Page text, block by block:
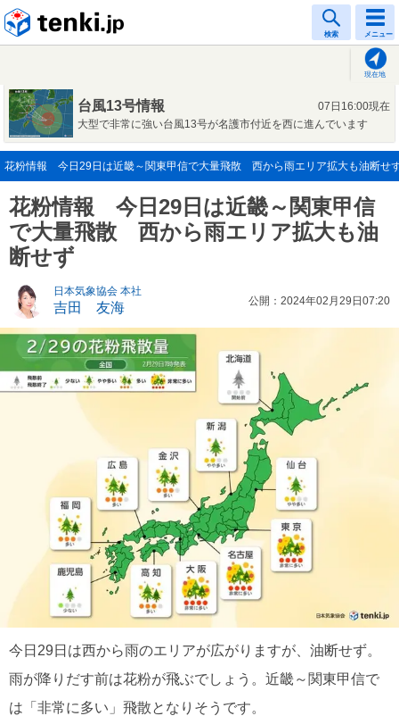
検索 メニュー
現在地
台風13号情報
07日16:00現在
大型で非常に強い台風13号が名護市付近を西に進んでいます
花粉情報 今日29日は近畿～関東甲信で大量飛散 西から雨エリア拡大も油断せ
花粉情報 今日29日は近畿～関東甲信
で大量飛散 西から雨エリア拡大も油
断せず
日本気象協会 本社
吉田 友海 公開：2024年02月29日07:20
今日29日は西から雨のエリアが広がりますが、油断せず。
雨が降りだす前は花粉が飛ぶでしょう。近畿～関東甲信で
は「非常に多い」飛散となりそうです。